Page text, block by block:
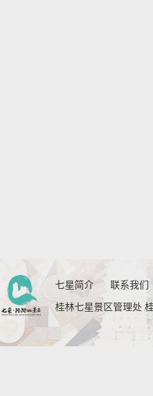
七星简介 联系我们
桂林七星景区管理处